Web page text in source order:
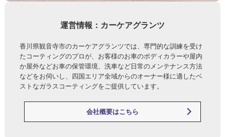
運営情報：カーケアグランツ
香川県観音寺市のカーケアグランツでは、専門的な訓練を受け
たコーティングのプロが、お客様のお車のボディカラーや屋内
か屋外などお車の保管環境、洗車など日常のメンテナンス方法
などをお伺いし、四国エリア全域からのオーナー様に適したベ
ストなガラスコーティングをご提供しています。
会社概要はこちら